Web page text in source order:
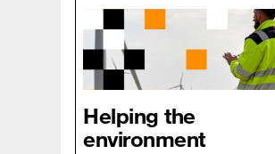
Helping the
environment